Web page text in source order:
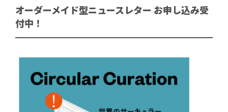
オーダーメイド型ニュースレター お申し込み受
付中！